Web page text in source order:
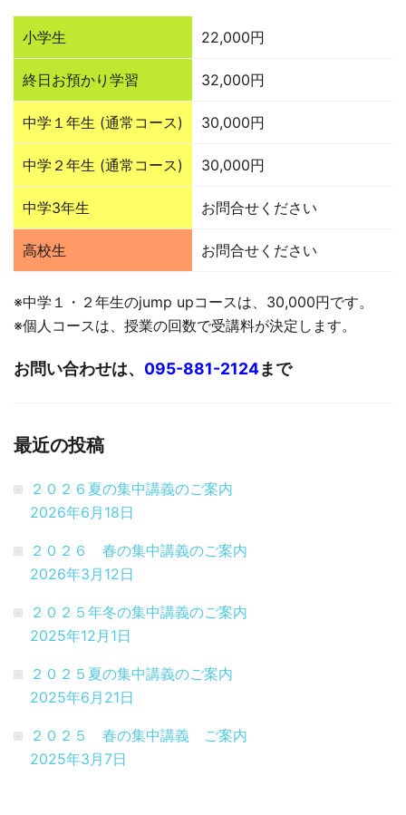
小学生 22,000円
終日お預かり学習 32,000円
中学１年生 (通常コース) 30,000円
中学２年生 (通常コース) 30,000円
中学3年生 お問合せください
高校生 お問合せください
※中学１・２年生のjump upコースは、30,000円です。
※個人コースは、授業の回数で受講料が決定します。
お問い合わせは、 095-881-2124まで
最近の投稿
２０２６夏の集中講義のご案内
2026年6月18日
２０２６ 春の集中講義のご案内
2026年3月12日
２０２５年冬の集中講義のご案内
2025年12月1日
２０２５夏の集中講義のご案内
2025年6月21日
２０２５ 春の集中講義 ご案内
2025年3月7日